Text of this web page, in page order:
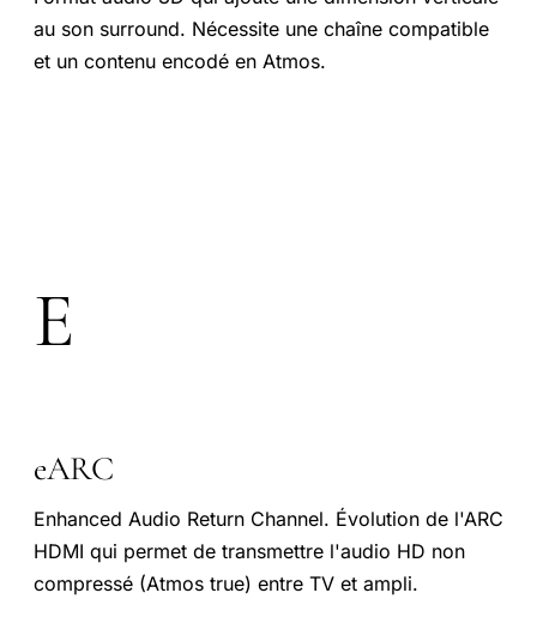
au son surround. Nécessite une chaîne compatible
et un contenu encodé en Atmos.
E
eARC
Enhanced Audio Return Channel. Évolution de l'ARC
HDMI qui permet de transmettre l'audio HD non
compressé (Atmos true) entre TV et ampli.